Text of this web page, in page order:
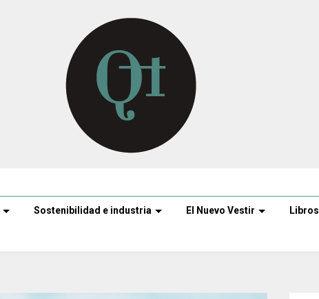
Sostenibilidad e industria El Nuevo Vestir Libros